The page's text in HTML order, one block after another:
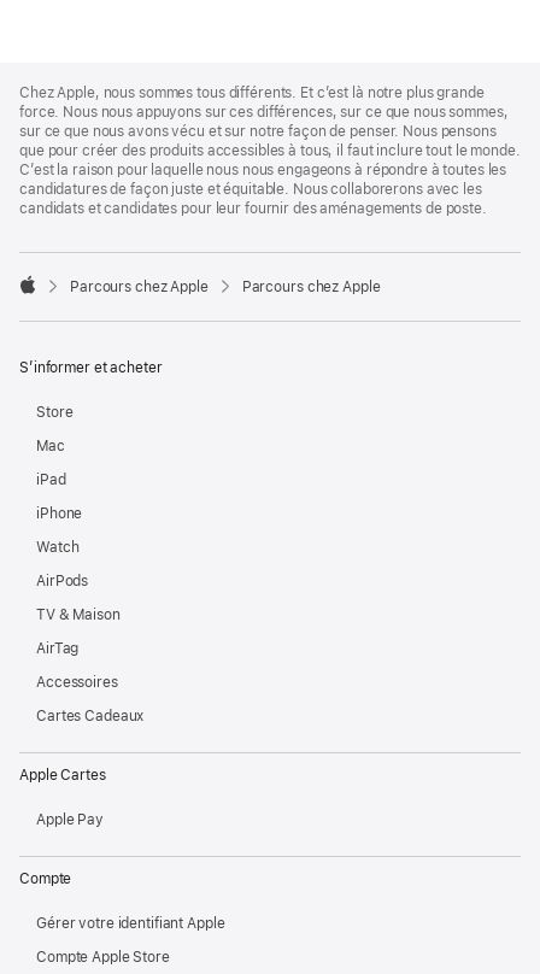
Footer
Chez Apple, nous sommes tous différents. Et c’est là notre plus grande
force. Nous nous appuyons sur ces différences, sur ce que nous sommes,
sur ce que nous avons vécu et sur notre façon de penser. Nous pensons
que pour créer des produits accessibles à tous, il faut inclure tout le monde.
C’est la raison pour laquelle nous nous engageons à répondre à toutes les
candidatures de façon juste et équitable. Nous collaborerons avec les
candidats et candidates pour leur fournir des aménagements de poste.

Parcours chez Apple Parcours chez Apple
S’informer et acheter
Store
Mac
iPad
iPhone
Watch
AirPods
TV & Maison
AirTag
Accessoires
Cartes Cadeaux
Apple Cartes
Apple Pay
Compte
Gérer votre identifiant Apple
Compte Apple Store